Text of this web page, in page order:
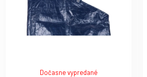
Dočasne vypredané